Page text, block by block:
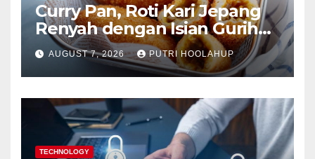
Curry Pan, Roti Kari Jepang
Renyah dengan Isian Gurih
Menggoda
AUGUST 7, 2026 PUTRI HOOLAHUP
TECHNOLOGY